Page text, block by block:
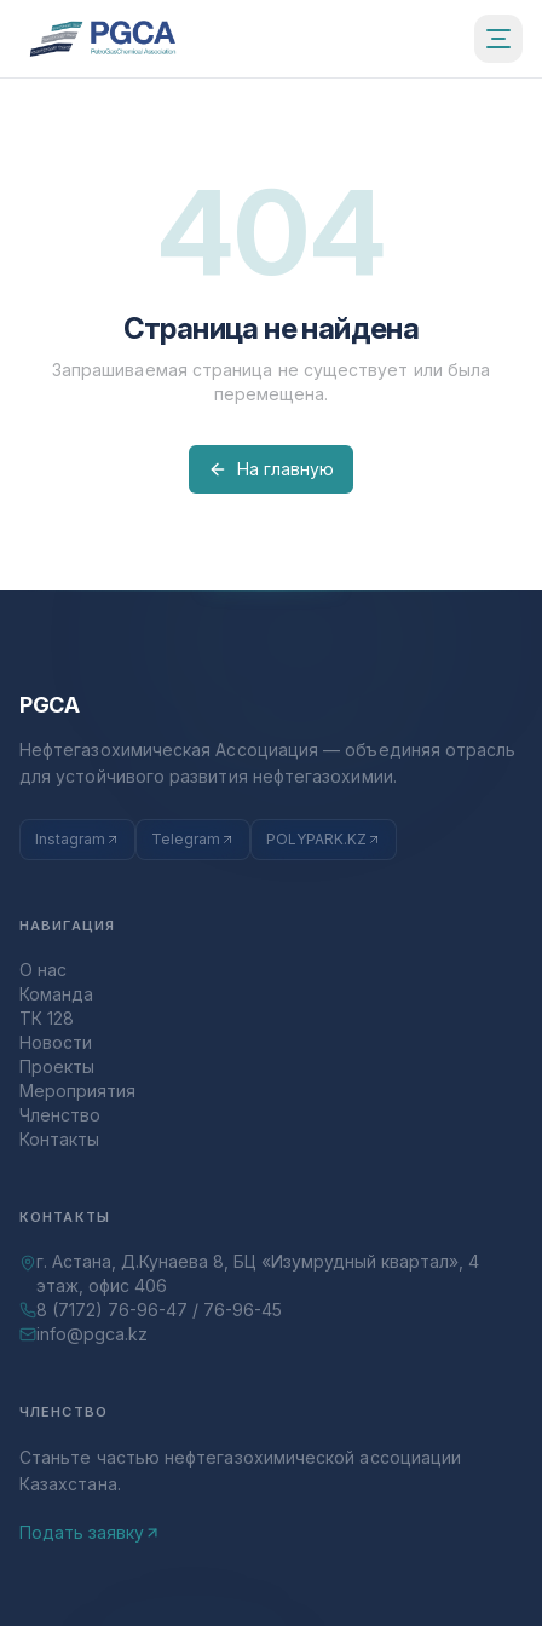
404
Страница не найдена
Запрашиваемая страница не существует или была
перемещена.
На главную
PGCA
Нефтегазохимическая Ассоциация — объединяя отрасль
для устойчивого развития нефтегазохимии.
Instagram Telegram POLYPARK.KZ
НАВИГАЦИЯ
О нас
Команда
ТК 128
Новости
Проекты
Мероприятия
Членство
Контакты
КОНТАКТЫ
г. Астана, Д.Кунаева 8, БЦ «Изумрудный квартал», 4
этаж, офис 406
8 (7172) 76-96-47 / 76-96-45
info@pgca.kz
ЧЛЕНСТВО
Станьте частью нефтегазохимической ассоциации
Казахстана.
Подать заявку